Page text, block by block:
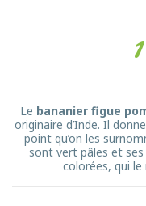
Le bananier figue
originaire d’Inde. Il
point qu’on les
sont vert pâles et
colorées, qui